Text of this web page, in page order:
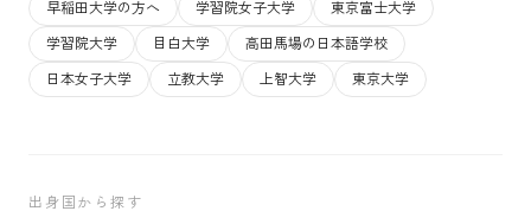
早稲田大学の方へ 学習院女子大学
東京富士大学
学習院大学
目白大学
高田馬場の日本語学校
日本女子大学
立教大学 上智大学 東京大学
出身国から探す